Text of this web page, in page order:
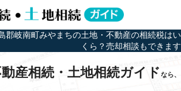
郡岐南町みやまちの土地・不動産の相続税はい
くら？売却相談もできます
産相続・土地相続ガイドなら、